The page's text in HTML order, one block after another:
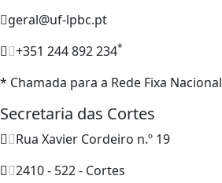
geral@uf-lpbc.pt
+351 244 892 234*
* Chamada para a Rede Fixa Nacional
Secretaria das Cortes
Rua Xavier Cordeiro n.º 19
2410 - 522 - Cortes